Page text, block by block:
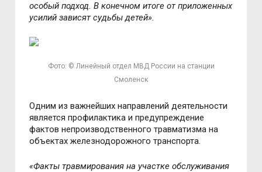
особый подход. В конечном итоге от приложенных
усилий зависят судьбы детей».
Фото: © Линейный отдел МВД России на станции
Смоленск
Одним из важнейших направлений деятельности
является профилактика и предупреждение
фактов непроизводственного травматизма на
объектах железнодорожного транспорта.
«Факты травмирования на участке обслуживания